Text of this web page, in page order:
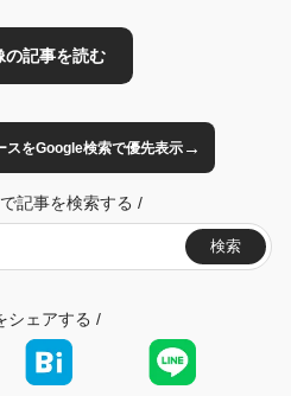
スをGoogle検索で優先表示→
記事を検索する /
検索
シェアする /